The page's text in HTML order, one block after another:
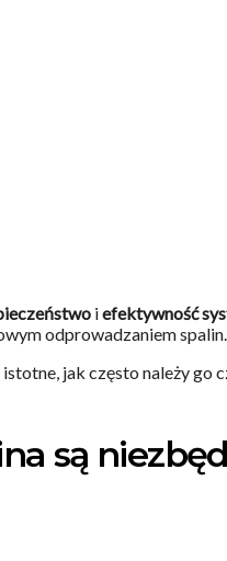
iefektywność
odprowadzaniem spalin.
jak często należy go
są